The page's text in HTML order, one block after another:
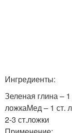
волос
Ингредиенты:
Зеленая глина –
ложкаМед – 1 ст.
2-3 ст.ложки